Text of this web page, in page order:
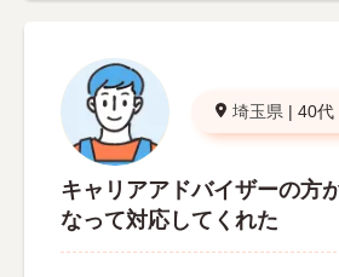
埼玉県 | 40代
キャリアアドバイザーの方
なって対応してくれた